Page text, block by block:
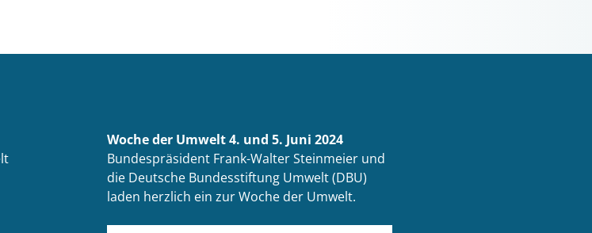
Woche der Umwelt 4. und 5. Juni 2024
Bundespräsident Frank-Walter Steinmeier und
die Deutsche Bundesstiftung Umwelt (DBU)
laden herzlich ein zur Woche der Umwelt.